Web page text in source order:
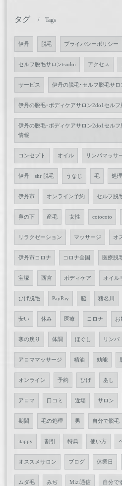
タグ Tags
伊丹 脱毛 プライバシーポリシー
セルフ脱毛サロンtsudoi アクセス
サービス 伊丹の脱毛･セルフ脱毛サ
伊丹の脱毛･ボディケアサロン2do1セル
伊丹の脱毛･ボディケアサロン2do1セルフ
情報
コンセプト オイル リンパマッサ
伊丹 shr 脱毛 うなじ 毛 処理
伊丹市 オンライン予約 セルフ脱
鼻の下 産毛 女性 cotocoto
リラクゼーション マッサージ オ
伊丹市コロナ コロナ全国 医療脱
宝塚 西宮 ボディケア オイル
ひげ脱毛 PayPay 脇 猪名川
安い 休み 医療 コロナ お
寒の戻り 体調 ほぐし リンパ
アロママッサージ 精油 効能
オンライン 予約 ひげ あし
アロマ 口コミ 近場 サロン
期間 毛の処理 男 自分で脱毛
itappy 割引 特典 使い方
オススメサロン ブログ 休業日
ムダ毛 みぢ Mizi通信 自分で